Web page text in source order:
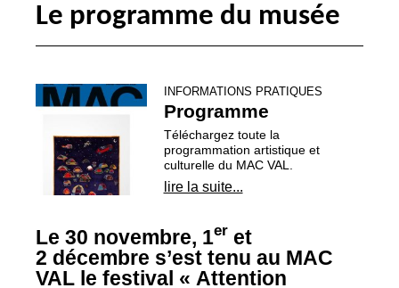
Le programme du musée
INFORMATIONS PRATIQUES
Programme
Téléchargez toute la
programmation artistique et
culturelle du MAC VAL.
lire la suite...
Le 30 novembre, 1er et
2 décembre s’est tenu au MAC
VAL le festival « Attention